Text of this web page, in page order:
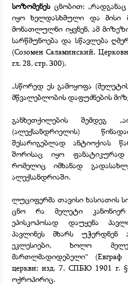
სოზომენეს ცნობით:
იყო ხელდასხმული და მისი
მონათლულნი იყვნენ, ამ
სარწმუნოება და სწავლება
(Созомен Саламинский.
гл. 28, стр. 300).
„სწორედ ეს გამოყოფა
მწვალებლობის დაფუძნების
განხეთქილების შემდეგ
(ალექსანდრიელის)
შესარიგებლად ანტიოქიას
შორისაც იყო
რომელიც იმხანად
ალექსანდრიაში.
ლუციფერმა თავისი ხასიათის
ცნო რა მელეტი კანონიერ
ეპისკოპოსად დაუყენა
პავლინეს მხარს უჭერდნენ
ეკლესიები, ხოლო
მართლმადიდებელი“ (Евграф
церкви; изд. 7, СПБЮ 1901 г.
ოქროპირიც.